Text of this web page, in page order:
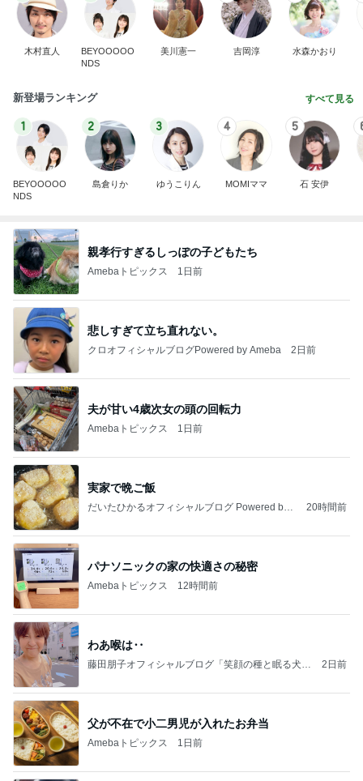
木村直人
BEYOOOOO
NDS
美川憲一 吉岡淳 水森かおり
新登場ランキング すべて見る
1
BEYOOOOO
NDS
2
島倉りか
3
ゆうこりん
4
MOMIママ
5
石 安伊
親孝行すぎるしっぽの子どもたち
Amebaトピックス 1日前
悲しすぎて立ち直れない。
クロオフィシャルブログPowered by Ameba 2日前
夫が甘い4歳次女の頭の回転力
Amebaトピックス 1日前
実家で晩ご飯
だいたひかるオフィシャルブログ Powered by
20時間前
パナソニックの家の快適さの秘密
Amebaトピックス 12時間前
わあ喉は‥
藤田朋子オフィシャルブログ「笑顔の種と眠る犬」
2日前
父が不在で小二男児が入れたお弁当
Amebaトピックス 1日前